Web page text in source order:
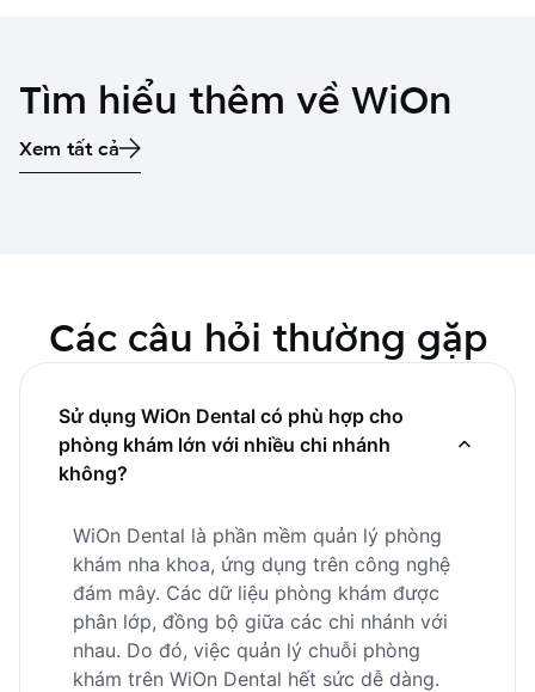
Tìm hiểu thêm về WiOn
Xem tất cả
Các câu hỏi thường gặp
Sử dụng WiOn Dental có phù hợp cho
phòng khám lớn với nhiều chi nhánh
không?
WiOn Dental là phần mềm quản lý phòng
khám nha khoa, ứng dụng trên công nghệ
đám mây. Các dữ liệu phòng khám được
phân lớp, đồng bộ giữa các chi nhánh với
nhau. Do đó, việc quản lý chuỗi phòng
khám trên WiOn Dental hết sức dễ dàng.